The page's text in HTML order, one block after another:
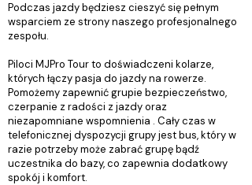
Podczas jazdy będziesz cieszyć się pełnym
wsparciem ze strony naszego profesjonalnego
zespołu.
Piloci MJPro Tour to doświadczeni kolarze,
których łączy pasja do jazdy na rowerze.
Pomożemy zapewnić grupie bezpieczeństwo,
czerpanie z radości z jazdy oraz
niezapomniane wspomnienia . Cały czas w
telefonicznej dyspozycji grupy jest bus, który w
razie potrzeby może zabrać grupę bądź
uczestnika do bazy, co zapewnia dodatkowy
spokój i komfort.